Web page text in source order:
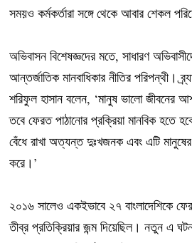
সময়ও কর্মকর্তারা সঙ্গে থেকে আবার শেকল
অভিবাসন বিশেষজ্ঞদের মতে, সাধারণ
আন্তর্জাতিক মানবাধিকার নীতির পরিপন্থী।
শরিফুল হাসান বলেন, ‘মানুষ ভালো জীবনের
তবে ফেরত পাঠানোর প্রক্রিয়া মানবিক হতে
বেঁধে রাখা অত্যন্ত দুঃখজনক এবং এটি মানুষের
করে।’
২০১৬ সালেও একইভাবে ২৭ বাংলাদেশিকে
তীব্র প্রতিক্রিয়ার জন্ম দিয়েছিল। নতুন এ